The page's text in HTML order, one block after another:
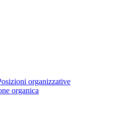
organizzative
organica